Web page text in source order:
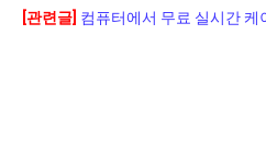
[관련글] 컴퓨터에서 무료 실시간 케